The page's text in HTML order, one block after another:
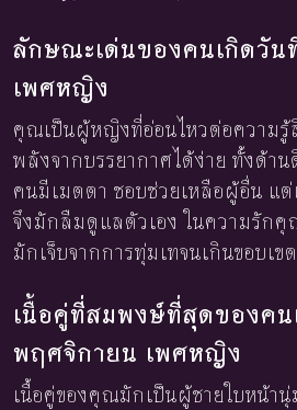
ลักษณะเด่นของคนเกิดวั
เพศหญิง
คุณเป็นผู้หญิงที่อ่อนไหวต่อความรู้
พลังจากบรรยากาศได้ง่าย ทั้งด้า
คนมีเมตตา ชอบช่วยเหลือผู้อื่น แต่
จึงมักลืมดูแลตัวเอง ในความรัก
มักเจ็บจากการทุ่มเทจนเกินขอบเข
เนื้อคู่ที่สมพงษ์ที่สุดของค
พฤศจิกายน เพศหญิง
เนื้อคู่ของคุณมักเป็นผู้ชายใบหน้า